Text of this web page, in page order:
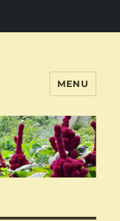
MENU